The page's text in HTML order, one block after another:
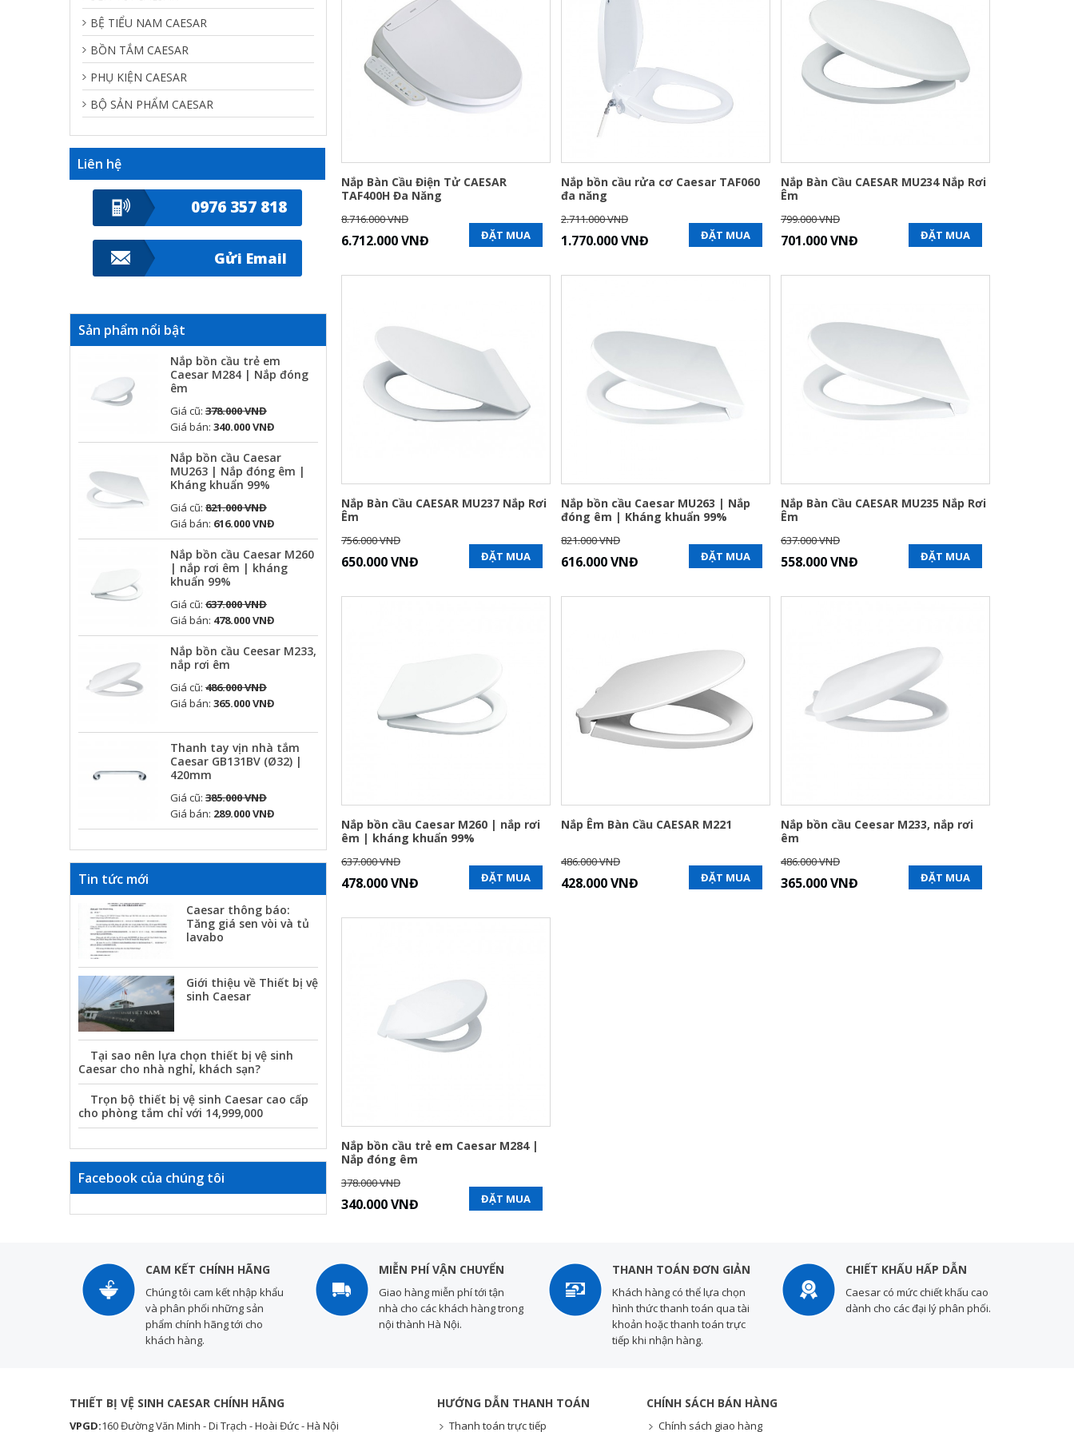
Nắp Bàn Cầu Điện Tử CAESAR
TAF400H Đa Năng
8.716.000 VNĐ
6.712.000 VNĐ ĐẶT MUA
Nắp bồn cầu rửa cơ Caesar TAF060
đa năng
2.711.000 VNĐ
1.770.000 VNĐ ĐẶT MUA
Nắp Bàn Cầu CAESAR MU234 Nắp Rơi
Êm
799.000 VNĐ
701.000 VNĐ ĐẶT MUA
Nắp Bàn Cầu CAESAR MU237 Nắp Rơi
Êm
756.000 VNĐ
650.000 VNĐ ĐẶT MUA
Nắp bồn cầu Caesar MU263 | Nắp
đóng êm | Kháng khuẩn 99%
821.000 VNĐ
616.000 VNĐ ĐẶT MUA
Nắp Bàn Cầu CAESAR MU235 Nắp Rơi
Êm
637.000 VNĐ
558.000 VNĐ ĐẶT MUA
Nắp bồn cầu Caesar M260 | nắp rơi
êm | kháng khuẩn 99%
637.000 VNĐ
478.000 VNĐ ĐẶT MUA
Nắp Êm Bàn Cầu CAESAR M221
486.000 VNĐ
428.000 VNĐ ĐẶT MUA
Nắp bồn cầu Ceesar M233, nắp rơi
êm
486.000 VNĐ
365.000 VNĐ ĐẶT MUA
Nắp bồn cầu trẻ em Caesar M284 |
Nắp đóng êm
378.000 VNĐ
340.000 VNĐ ĐẶT MUA
BỆ TIỂU NAM CAESAR
BỒN TẮM CAESAR
PHỤ KIỆN CAESAR
BỘ SẢN PHẨM CAESAR
Liên hệ
0976 357 818
Gửi Email
Sản phẩm nổi bật
Nắp bồn cầu trẻ em
Caesar M284 | Nắp đóng
êm
Giá cũ: 378.000 VNĐ
Giá bán: 340.000 VNĐ
Nắp bồn cầu Caesar
MU263 | Nắp đóng êm |
Kháng khuẩn 99%
Giá cũ: 821.000 VNĐ
Giá bán: 616.000 VNĐ
Nắp bồn cầu Caesar M260
| nắp rơi êm | kháng
khuẩn 99%
Giá cũ: 637.000 VNĐ
Giá bán: 478.000 VNĐ
Nắp bồn cầu Ceesar M233,
nắp rơi êm
Giá cũ: 486.000 VNĐ
Giá bán: 365.000 VNĐ
Thanh tay vịn nhà tắm
Caesar GB131BV (Ø32) |
420mm
Giá cũ: 385.000 VNĐ
Giá bán: 289.000 VNĐ
Tin tức mới
Caesar thông báo:
Tăng giá sen vòi và tủ
lavabo
Giới thiệu về Thiết bị vệ
sinh Caesar
Tại sao nên lựa chọn thiết bị vệ sinh
Caesar cho nhà nghỉ, khách sạn?
Trọn bộ thiết bị vệ sinh Caesar cao cấp
cho phòng tắm chỉ với 14,999,000
Facebook của chúng tôi
CAM KẾT CHÍNH HÃNG
Chúng tôi cam kết nhập khẩu
và phân phối những sản
phẩm chính hãng tới cho
khách hàng.
MIỄN PHÍ VẬN CHUYỂN
Giao hàng miễn phí tới tận
nhà cho các khách hàng trong
nội thành Hà Nội.
THANH TOÁN ĐƠN GIẢN
Khách hàng có thể lựa chọn
hình thức thanh toán qua tài
khoản hoặc thanh toán trực
tiếp khi nhận hàng.
CHIẾT KHẤU HẤP DẪN
Caesar có mức chiết khấu cao
dành cho các đại lý phân phối.
THIẾT BỊ VỆ SINH CAESAR CHÍNH HÃNG
VPGD:160 Đường Văn Minh - Di Trạch - Hoài Đức - Hà Nội
HƯỚNG DẪN THANH TOÁN
Thanh toán trực tiếp
CHÍNH SÁCH BÁN HÀNG
Chính sách giao hàng